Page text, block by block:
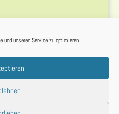
und unseren Service zu optimieren.